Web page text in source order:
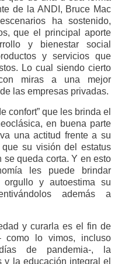
de la ANDI, Bruce Mac
ha sostenido,
que el principal aporte
y bienestar social
y servicios que
Lo cual siendo cierto
miras a una mejor
las empresas privadas.
confort” que les brinda el
en buena parte
una actitud frente a su
su visión del estatus
se queda corta. Y en esto
les puede brindar
y autoestima su
además a
y curarla es el fin de
como lo vimos, incluso
de pandemia-, la
y la educación integral el